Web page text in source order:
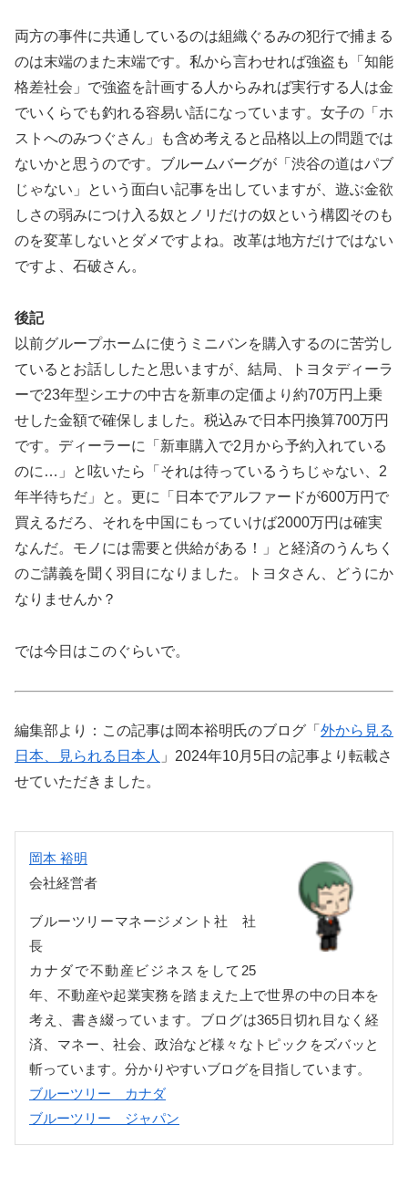
両方の事件に共通しているのは組織ぐるみの犯行で捕まる
のは末端のまた末端です。私から言わせれば強盗も「知能
格差社会」で強盗を計画する人からみれば実行する人は金
でいくらでも釣れる容易い話になっています。女子の「ホ
ストへのみつぐさん」も含め考えると品格以上の問題では
ないかと思うのです。ブルームバーグが「渋谷の道はパブ
じゃない」という面白い記事を出していますが、遊ぶ金欲
しさの弱みにつけ入る奴とノリだけの奴という構図そのも
のを変革しないとダメですよね。改革は地方だけではない
ですよ、石破さん。
後記
以前グループホームに使うミニバンを購入するのに苦労し
ているとお話ししたと思いますが、結局、トヨタディーラ
ーで23年型シエナの中古を新車の定価より約70万円上乗
せした金額で確保しました。税込みで日本円換算700万円
です。ディーラーに「新車購入で2月から予約入れている
のに…」と呟いたら「それは待っているうちじゃない、2
年半待ちだ」と。更に「日本でアルファードが600万円で
買えるだろ、それを中国にもっていけば2000万円は確実
なんだ。モノには需要と供給がある！」と経済のうんちく
のご講義を聞く羽目になりました。トヨタさん、どうにか
なりませんか？
では今日はこのぐらいで。
編集部より：この記事は岡本裕明氏のブログ「 外から見る
日本、見られる日本人 」2024年10月5日の記事より転載さ
せていただきました。
岡本 裕明
会社経営者
ブルーツリーマネージメント社 社
長
カナダで不動産ビジネスをして25
年、不動産や起業実務を踏まえた上で世界の中の日本を
考え、書き綴っています。ブログは365日切れ目なく経
済、マネー、社会、政治など様々なトピックをズバッと
斬っています。分かりやすいブログを目指しています。
ブルーツリー カナダ
ブルーツリー ジャパン